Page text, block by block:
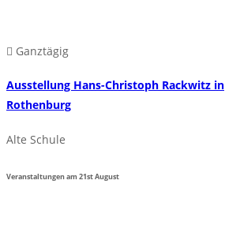
Ganztägig
Ausstellung Hans-Christoph Rackwitz in
Rothenburg
Alte Schule
Veranstaltungen am21stAugust